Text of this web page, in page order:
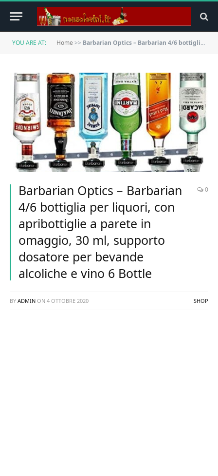
YOU ARE AT: Home >> Barbarian Optics – Barbarian 4/6 bottiglia per liquori, con apribottiglie a parete in omaggio, 30 ml, supporto dosatore per bevande alcoliche e vino 6 Bottle
Barbarian Optics – Barbarian
4/6 bottiglia per liquori, con
apribottiglie a parete in
omaggio, 30 ml, supporto
dosatore per bevande
alcoliche e vino 6 Bottle
0
BY ADMIN ON 4 OTTOBRE 2020 SHOP